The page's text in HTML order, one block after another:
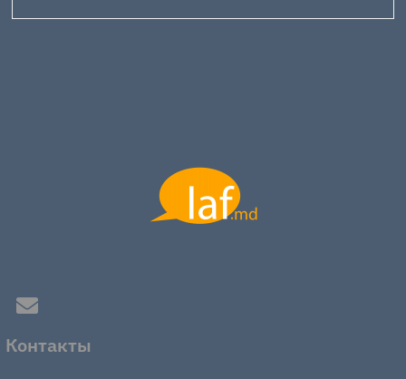
Контакты